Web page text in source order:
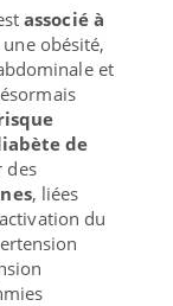
associé à
obésité,
et
de
des
, liées
du